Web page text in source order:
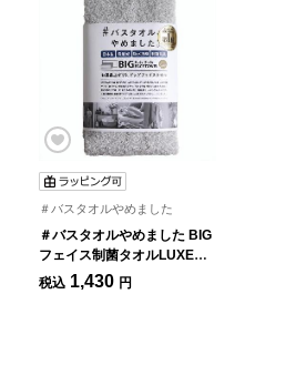
＃バスタオルやめました
＃バスタオルやめました BIG
フェイス制菌タオルLUXE
40×100cm ライトグレー
税込 1,430 円